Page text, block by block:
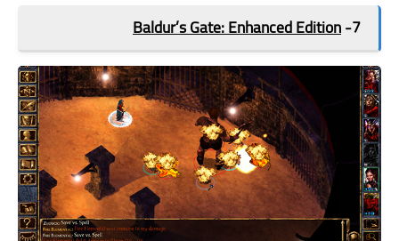
7-
Baldur’s Gate: Enhanced Edition